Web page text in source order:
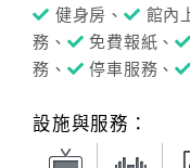
健身房、 館內
務、
免費報紙、
務、
停車服務、
設施與服務：